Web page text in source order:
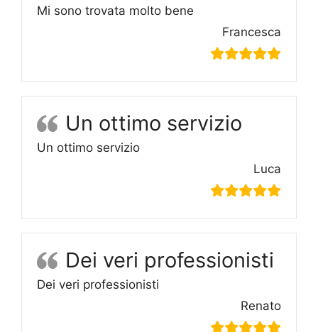
Mi sono trovata molto bene
Francesca
Un ottimo servizio
Un ottimo servizio
Luca
Dei veri professionisti
Dei veri professionisti
Renato